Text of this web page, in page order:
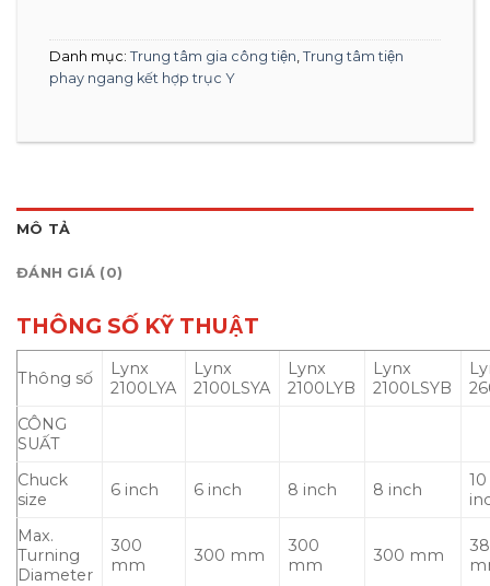
Danh mục: Trung tâm gia công tiện, Trung tâm tiện
phay ngang kết hợp trục Y
MÔ TẢ
ĐÁNH GIÁ (0)
THÔNG SỐ KỸ THUẬT
Thông số
Lynx
2100LYA
Lynx
2100LSYA
Lynx
2100LYB
Lynx
2100LSYB
CÔNG
SUẤT
Chuck
size
6 inch 6 inch 8 inch 8 inch
10
Max.
Turning
Diameter
300
mm
300 mm
300
mm
300 mm